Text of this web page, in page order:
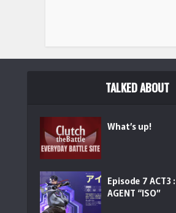
(5501)
TALKED ABOUT
What’s up!
Episode 7 ACT3
AGENT “ISO”